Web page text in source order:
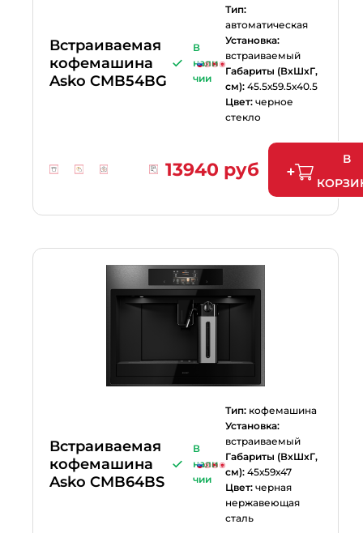
Встраиваемая
кофемашина
Asko CMB54BG
В
нали
чии
Тип:
автоматическая
Установка:
встраиваемый
Габариты (ВхШхГ,
см):45.5х59.5х40.5
Цвет:черное
стекло
13940 руб
В
Встраиваемая
кофемашина
Asko CMB64BS
В
нали
чии
Тип: кофемашина
Установка:
встраиваемый
Габариты (ВхШхГ,
см): 45х59х47
Цвет: черная
нержавеющая
сталь